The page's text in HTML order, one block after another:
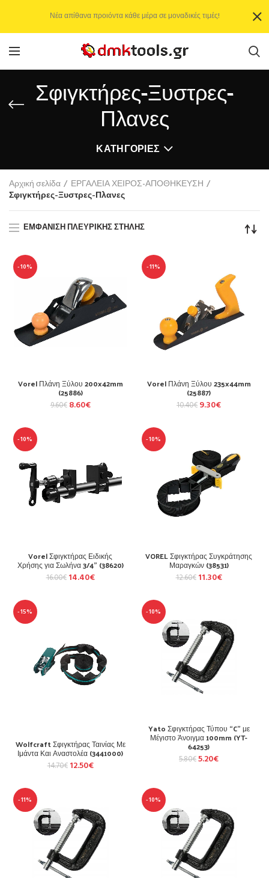
Σφιγκτήρες-Ξυστρες-
Πλανες
ΚΑΤΗΓΟΡΊΕΣ
Αρχική σελίδα
ΕΡΓΑΛΕΙΑ ΧΕΙΡΟΣ-ΑΠΟΘΗΚΕΥΣΗ
Σφιγκτήρες-Ξυστρες-Πλανες
ΕΜΦΆΝΙΣΗ ΠΛΕΥΡΙΚΉΣ ΣΤΉΛΗΣ
-10%
Vorel Πλάνη Ξύλου 200x42mm
(25886)
9.60€ 8.60€
-11%
Vorel Πλάνη Ξύλου 235x44mm
(25887)
10.40€ 9.30€
-10%
Vorel Σφιγκτήρας Ειδικής
Χρήσης για Σωλήνα 3/4” (38620)
16.00€ 14.40€
-10%
VOREL Σφιγκτήρας Συγκράτησης
Μαραγκών (38531)
12.60€ 11.30€
-15%
Wolfcraft Σφιγκτήρας Ταινίας Με
Ιμάντα Και Αναστολέα (3441000)
14.70€ 12.50€
-10%
Yato Σφιγκτήρας Τύπου “C” με
Μέγιστο Άνοιγμα 100mm (YT-
64253)
5.80€5.20€
-11% -10%
Νέα απίθανα προιόντα κάθε μέρα σε μοναδικές τιμές!